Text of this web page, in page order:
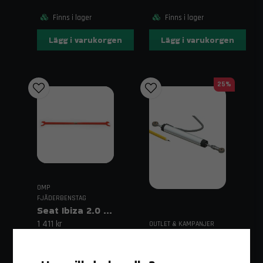
Finns i lager
Lägg i varukorgen
Finns i lager
Lägg i varukorgen
OMP
FJÄDERBENSTAG
Seat Ibiza 2.0 GTI Bakre Övre Stålstag
1 411 kr OUTLET & KAMPANJER
25%